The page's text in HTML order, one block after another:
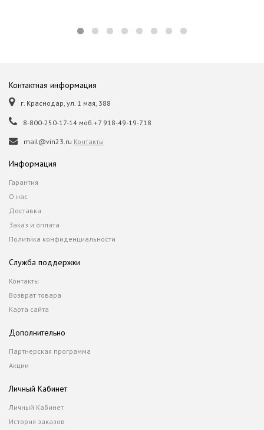
Контактная информация
г. Краснодар, ул. 1 мая, 388
8-800-250-17-14 моб.+7 918-49-19-718
mail@vin23.ru Контакты
Информация
Гарантия
О нас
Доставка
Заказ и оплата
Политика конфиденциальности
Служба поддержки
Контакты
Возврат товара
Карта сайта
Дополнительно
Партнерская программа
Акции
Личный Кабинет
Личный Кабинет
История заказов